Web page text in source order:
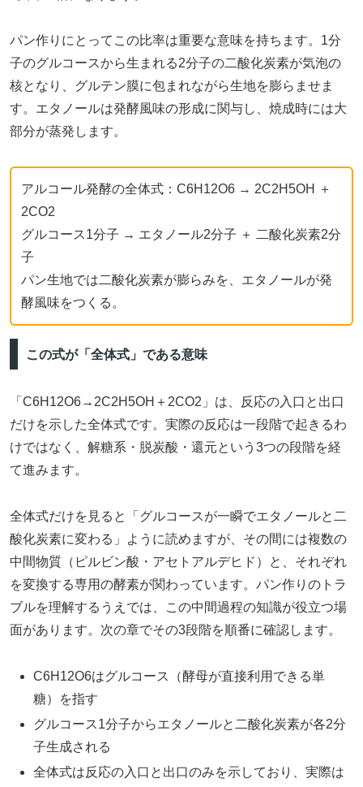
パン作りにとってこの比率は重要な意味を持ちます。1分
子のグルコースから生まれる2分子の二酸化炭素が気泡の
核となり、グルテン膜に包まれながら生地を膨らませま
す。エタノールは発酵風味の形成に関与し、焼成時には大
部分が蒸発します。
アルコール発酵の全体式：C6H12O6 → 2C2H5OH ＋
2CO2
グルコース1分子 → エタノール2分子 ＋ 二酸化炭素2分
子
パン生地では二酸化炭素が膨らみを、エタノールが発
酵風味をつくる。
この式が「全体式」である意味
「C6H12O6→2C2H5OH＋2CO2」は、反応の入口と出口
だけを示した全体式です。実際の反応は一段階で起きるわ
けではなく、解糖系・脱炭酸・還元という3つの段階を経
て進みます。
全体式だけを見ると「グルコースが一瞬でエタノールと二
酸化炭素に変わる」ように読めますが、その間には複数の
中間物質（ピルビン酸・アセトアルデヒド）と、それぞれ
を変換する専用の酵素が関わっています。パン作りのトラ
ブルを理解するうえでは、この中間過程の知識が役立つ場
面があります。次の章でその3段階を順番に確認します。
C6H12O6はグルコース（酵母が直接利用できる単
糖）を指す
グルコース1分子からエタノールと二酸化炭素が各2分
子生成される
全体式は反応の入口と出口のみを示しており、実際は